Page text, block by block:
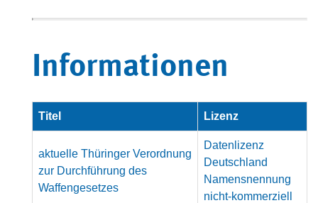
Informationen
Titel Lizenz
aktuelle Thüringer Verordnung
zur Durchführung des
Waffengesetzes
Datenlizenz
Deutschland
Namensnennung
nicht-kommerziell